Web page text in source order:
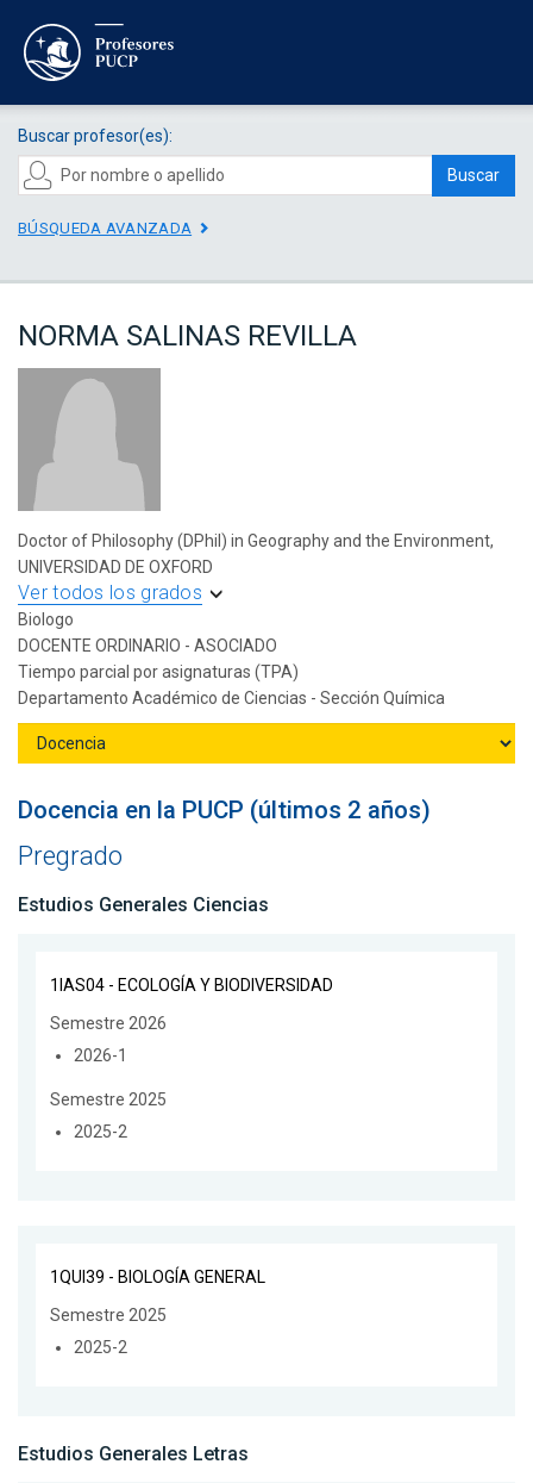
Buscar profesor(es):
Buscar
BÚSQUEDA AVANZADA
NORMA SALINAS REVILLA
Doctor of Philosophy (DPhil) in Geography and the Environment,
UNIVERSIDAD DE OXFORD
Ver todos los grados
Biologo
DOCENTE ORDINARIO - ASOCIADO
Tiempo parcial por asignaturas (TPA)
Departamento Académico de Ciencias - Sección Química
Docencia en la PUCP (últimos 2 años)
Pregrado
Estudios Generales Ciencias
1IAS04 - ECOLOGÍA Y BIODIVERSIDAD
Semestre 2026
2026-1
Semestre 2025
2025-2
1QUI39 - BIOLOGÍA GENERAL
Semestre 2025
2025-2
Estudios Generales Letras